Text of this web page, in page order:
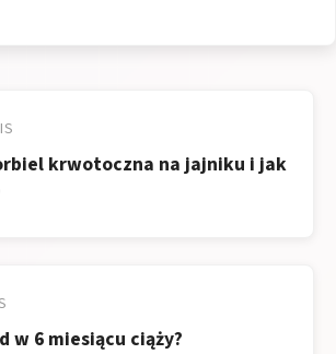
krwotoczna na jajniku i jak
w 6 miesiącu ciąży?